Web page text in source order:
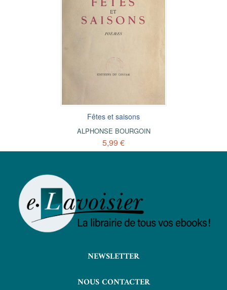
Fêtes et saisons
ALPHONSE BOURGOIN
5,99 €
NEWSLETTER
NOUS CONTACTER